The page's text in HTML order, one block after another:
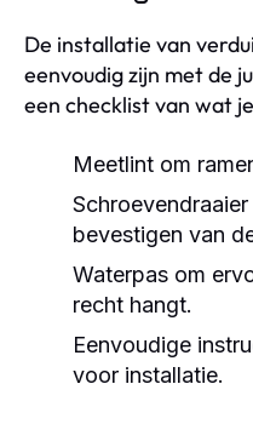
De installatie van
eenvoudig zijn met de
een checklist van wat
Meetlint om
bevestigen van
Waterpas om
recht hangt.
Eenvoudige
voor installatie.